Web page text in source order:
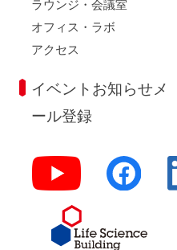
ラウンジ・会議室
オフィス・ラボ
アクセス
イベントお知らせメ
ール登録